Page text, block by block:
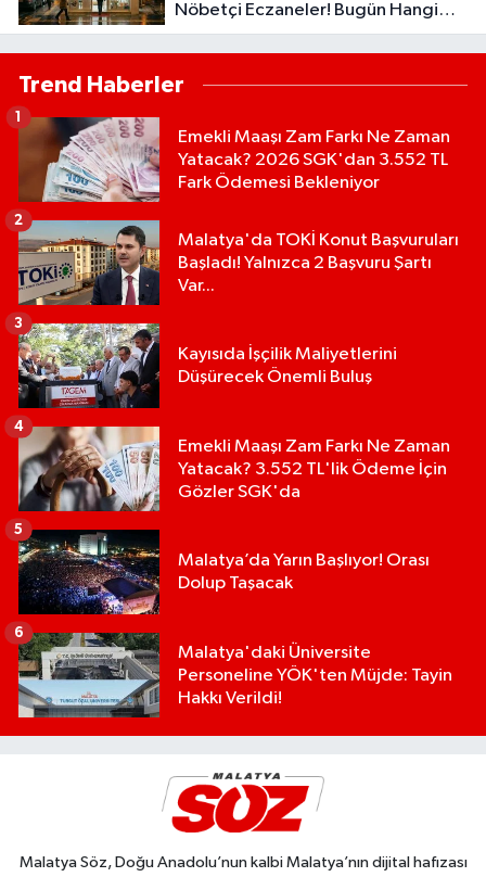
Nöbetçi Eczaneler! Bugün Hangi
Eczaneler Açık?
Trend Haberler
Emekli Maaşı Zam Farkı Ne Zaman
Yatacak? 2026 SGK'dan 3.552 TL
Fark Ödemesi Bekleniyor
1
Malatya'da TOKİ Konut Başvuruları
Başladı! Yalnızca 2 Başvuru Şartı
Var...
2
Kayısıda İşçilik Maliyetlerini
Düşürecek Önemli Buluş
3
Emekli Maaşı Zam Farkı Ne Zaman
Yatacak? 3.552 TL'lik Ödeme İçin
Gözler SGK'da
4
Malatya’da Yarın Başlıyor! Orası
Dolup Taşacak
5
Malatya'daki Üniversite
Personeline YÖK'ten Müjde: Tayin
Hakkı Verildi!
6
Malatya Söz, Doğu Anadolu’nun kalbi Malatya’nın dijital hafızası